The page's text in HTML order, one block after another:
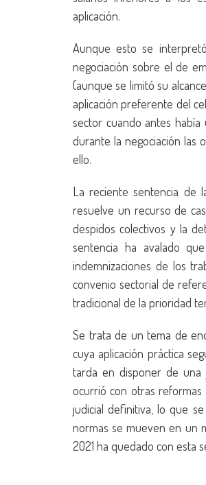
aplicación.
Aunque esto se
negociación sobre el de
(aunque se limitó su
aplicación preferente del
sector cuando antes
durante la negociación las
ello.
La reciente sentencia de
resuelve un recurso de
despidos colectivos y la
sentencia ha avalado
indemnizaciones de los
convenio sectorial de
tradicional de la prioridad
Se trata de un tema de
cuya aplicación práctica
tarda en disponer de una
ocurrió con otras
judicial definitiva, lo que
normas se mueven en un
2021 ha quedado con esta